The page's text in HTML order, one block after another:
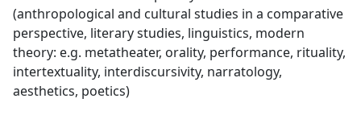
(anthropological and cultural studies in a comparative
perspective, literary studies, linguistics, modern
theory: e.g. metatheater, orality, performance, rituality,
intertextuality, interdiscursivity, narratology,
aesthetics, poetics)